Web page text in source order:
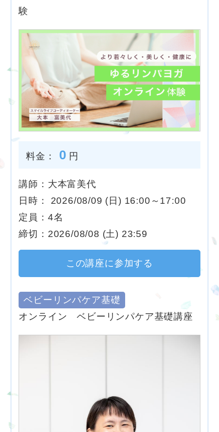
験
料金： 0 円
講師：大本富美代
日時： 2026/08/09 (日) 16:00～17:00
定員：4名
締切：2026/08/08 (土) 23:59
この講座に参加する
ベビーリンパケア基礎
オンライン ベビーリンパケア基礎講座